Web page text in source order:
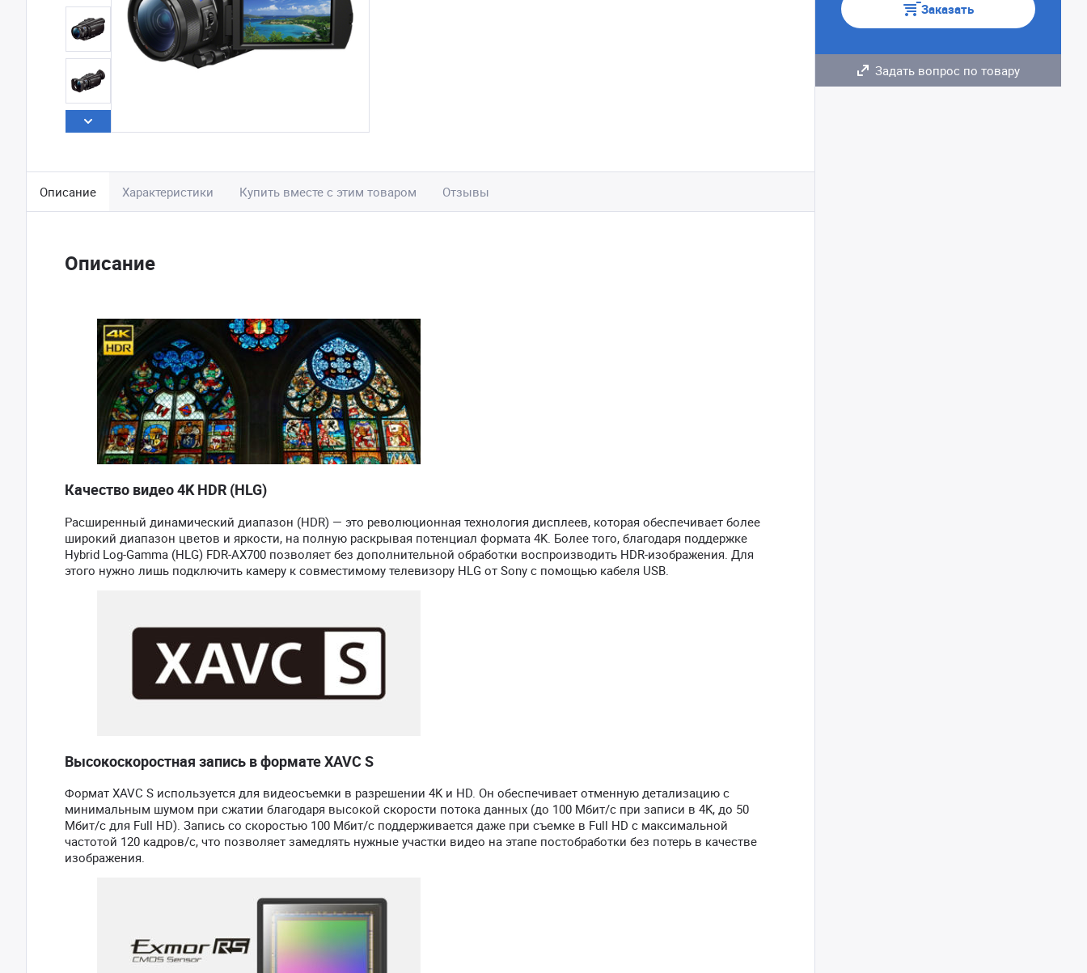
Описание Характеристики Купить вместе с этим товаром Отзывы
Описание
Качество видео 4K HDR (HLG)
Расширенный динамический диапазон (HDR) — это революционная технология дисплеев, которая обеспечивает более
широкий диапазон цветов и яркости, на полную раскрывая потенциал формата 4K. Более того, благодаря поддержке
Hybrid Log-Gamma (HLG) FDR-AX700 позволяет без дополнительной обработки воспроизводить HDR-изображения. Для
этого нужно лишь подключить камеру к совместимому телевизору HLG от Sony с помощью кабеля USB.
Высокоскоростная запись в формате XAVC S
Формат XAVC S используется для видеосъемки в разрешении 4K и HD. Он обеспечивает отменную детализацию с
минимальным шумом при сжатии благодаря высокой скорости потока данных (до 100 Мбит/с при записи в 4K, до 50
Мбит/с для Full HD). Запись со скоростью 100 Мбит/с поддерживается даже при съемке в Full HD с максимальной
частотой 120 кадров/с, что позволяет замедлять нужные участки видео на этапе постобработки без потерь в качестве
изображения.
Заказать
Задать вопрос по товару